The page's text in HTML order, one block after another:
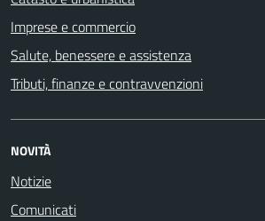
Imprese e commercio
Salute, benessere e assistenza
Tributi, finanze e contravvenzioni
NOVITÀ
Notizie
Comunicati